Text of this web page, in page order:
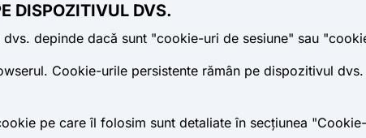
DISPOZITIVUL DVS.
depinde dacă sunt "cookie-uri de sesiune" sau
Cookie-urile persistente rămân pe dispozitivul
pe care îl folosim sunt detaliate în secțiunea